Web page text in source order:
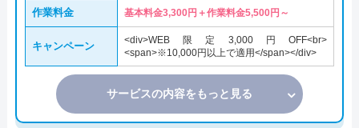
作業料金 基本料金3,300円＋作業料金5,500円～
キャンペーン
<div>WEB限定3,000円OFF<br>
<span>※10,000円以上で適用</span></div>
サービスの内容をもっと見る